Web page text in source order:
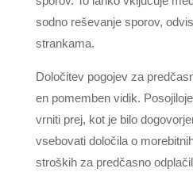
sodno reševanje sporov,
strankama.
Določitev pogojev za
en pomemben vidik.
vrniti prej, kot je bilo
vsebovati določila o
stroških za predčasno